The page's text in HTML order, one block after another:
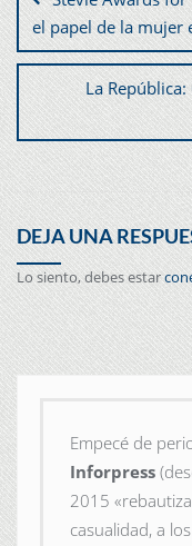
el papel de la mujer
La
DEJA UNA
Lo siento, debes estar
Empecé de
Inforpress
2015
casualidad, a